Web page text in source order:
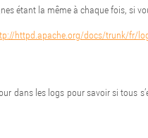
étant la même à chaque fois, si
httpd.apache.org/docs/trunk/fr/
dans les logs pour savoir si tous